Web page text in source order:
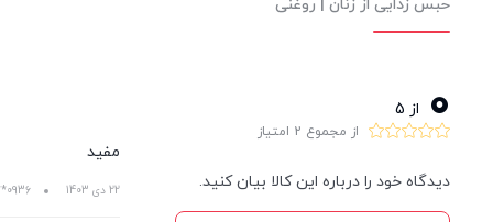
حبس زدایی از زنان | روغنی
0 از 5
از مجموع 2 امتیاز
دیدگاه خود را درباره این کالا بیان کنید.
مفید
22 دی 1403 0936***7894